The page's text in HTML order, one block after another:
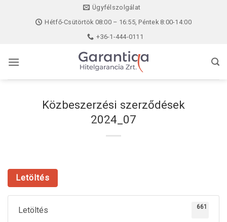
Ügyfélszolgálat
Hétfő-Csütörtök 08:00 – 16:55, Péntek 8:00-14:00
+36-1-444-0111
Közbeszerzési szerződések
2024_07
Letöltés
Letöltés 661